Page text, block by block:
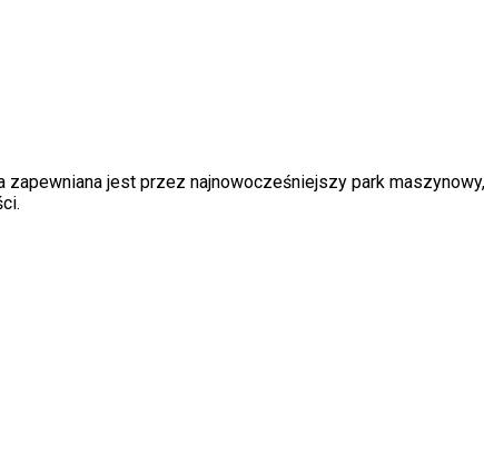
zapewniana jest przez najnowocześniejszy park